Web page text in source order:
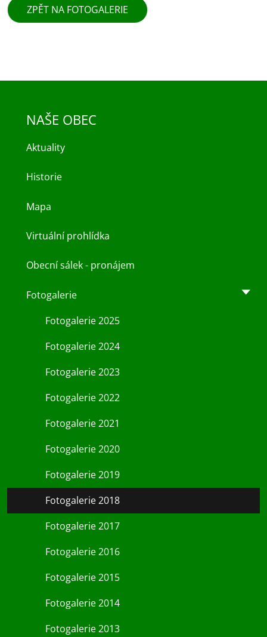
ZPĚT NA FOTOGALERIE
NAŠE OBEC
Aktuality
Historie
Mapa
Virtuální prohlídka
Obecní sálek - pronájem
Fotogalerie
Fotogalerie 2025
Fotogalerie 2024
Fotogalerie 2023
Fotogalerie 2022
Fotogalerie 2021
Fotogalerie 2020
Fotogalerie 2019
Fotogalerie 2018
Fotogalerie 2017
Fotogalerie 2016
Fotogalerie 2015
Fotogalerie 2014
Fotogalerie 2013